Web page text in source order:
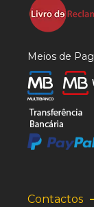
Meios de
Contactos